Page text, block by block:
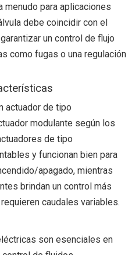
para aplicaciones
debe coincidir con el
un control de flujo
como fugas o una regulación
actuador de tipo
modulante según los
de tipo
y funcionan bien para
apagado, mientras
brindan un control más
caudales variables.
son esenciales en